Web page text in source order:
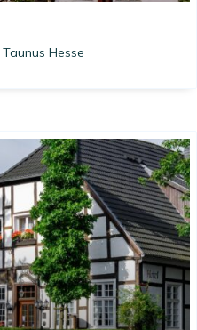
Taunus Hesse